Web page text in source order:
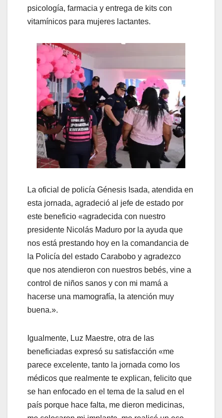
psicología, farmacia y entrega de kits con
vitamínicos para mujeres lactantes.
La oficial de policía Génesis Isada, atendida en
esta jornada, agradeció al jefe de estado por
este beneficio «agradecida con nuestro
presidente Nicolás Maduro por la ayuda que
nos está prestando hoy en la comandancia de
la Policía del estado Carabobo y agradezco
que nos atendieron con nuestros bebés, vine a
control de niños sanos y con mi mamá a
hacerse una mamografía, la atención muy
buena.».
Igualmente, Luz Maestre, otra de las
beneficiadas expresó su satisfacción «me
parece excelente, tanto la jornada como los
médicos que realmente te explican, felicito que
se han enfocado en el tema de la salud en el
país porque hace falta, me dieron medicinas,